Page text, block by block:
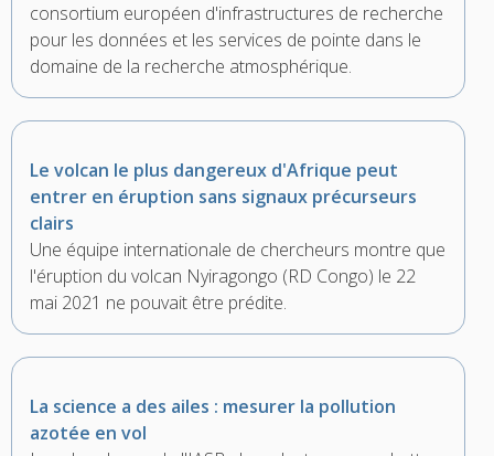
consortium européen d'infrastructures de recherche
pour les données et les services de pointe dans le
domaine de la recherche atmosphérique.
Le volcan le plus dangereux d'Afrique peut
entrer en éruption sans signaux précurseurs
clairs
Une équipe internationale de chercheurs montre que
l'éruption du volcan Nyiragongo (RD Congo) le 22
mai 2021 ne pouvait être prédite.
La science a des ailes : mesurer la pollution
azotée en vol